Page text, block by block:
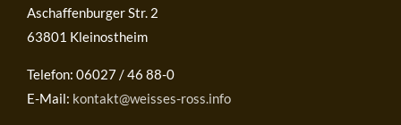
Aschaffenburger Str. 2
63801 Kleinostheim
Telefon: 06027 / 46 88-0
E-Mail: kontakt@weisses-ross.info